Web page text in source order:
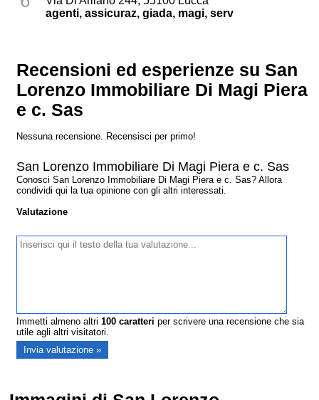
agenti, assicuraz, giada, magi, serv
Recensioni ed esperienze su San
Lorenzo Immobiliare Di Magi Piera
e c. Sas
Nessuna recensione. Recensisci per primo!
San Lorenzo Immobiliare Di Magi Piera e c. Sas
Conosci San Lorenzo Immobiliare Di Magi Piera e c. Sas? Allora
condividi qui la tua opinione con gli altri interessati.
Valutazione
Immetti almeno altri100 caratteri per scrivere una recensione che sia
utile agli altri visitatori.